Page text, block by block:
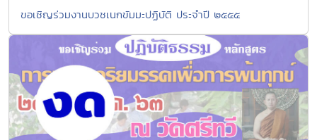
ขอเชิญร่วมงานบวชเนกขัมมะปฏิบัติ ประจำปี ๒๕๕๕